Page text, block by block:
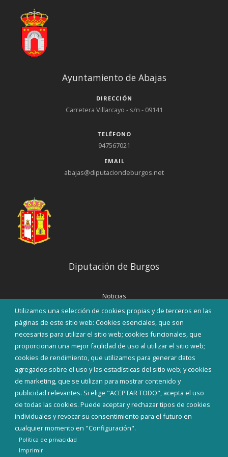
Utilizamos una selección de cookies propias y de terceros en las
páginas de este sitio web: Cookies esenciales, que son
necesarias para utilizar el sitio web; cookies funcionales, que
proporcionan una mejor facilidad de uso al utilizar el sitio web;
cookies de rendimiento, que utilizamos para generar datos
agregados sobre el uso y las estadísticas del sitio web; y cookies
de marketing, que se utilizan para mostrar contenido y
publicidad relevantes. Si elige "ACEPTAR TODO", acepta el uso
de todas las cookies. Puede aceptar y rechazar tipos de cookies
individuales y revocar su consentimiento para el futuro en
cualquier momento en "Configuración".
Política de privacidad
Imprimir
Ayuntamiento de Abajas
DIRECCIÓN
Carretera Villarcayo - s/n - 09141
TELÉFONO
947567021
EMAIL
abajas@diputaciondeburgos.net
Diputación de Burgos
Noticias
Eventos
Corporación Municipal
Teléfonos de interés
INICIAR SESIÓN
MAPA WEB